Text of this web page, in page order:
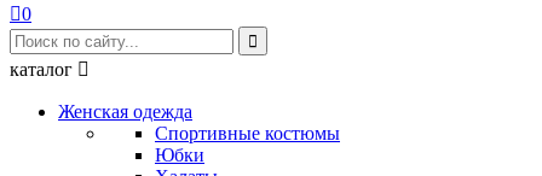
0

каталог 
Женская одежда
Спортивные костюмы
Юбки